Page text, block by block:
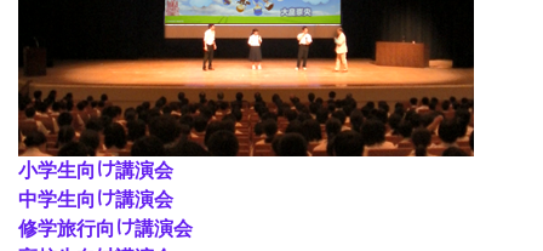
小学生向け講演会
中学生向け講演会
修学旅行向け講演会